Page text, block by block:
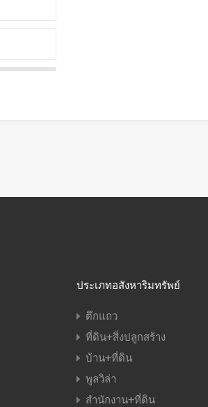
ประเภทอสังหาริมทรัพย์
ตึกแถว
ที่ดิน+สิ่งปลูกสร้าง
บ้าน+ที่ดิน
พูลวิล่า
สำนักงาน+ที่ดิน